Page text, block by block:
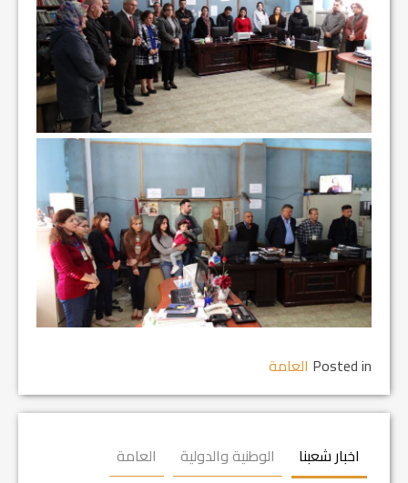
Posted in العامة
اخبار شعبنا الوطنية والدولية العامة